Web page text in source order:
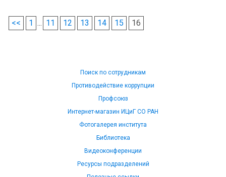
<< 1 ... 11 12 13 14 15 16
Поиск по сотрудникам
Противодействие коррупции
Профсоюз
Интернет-магазин ИЦиГ СО РАН
Фотогалерея института
Библиотека
Видеоконференции
Ресурсы подразделений